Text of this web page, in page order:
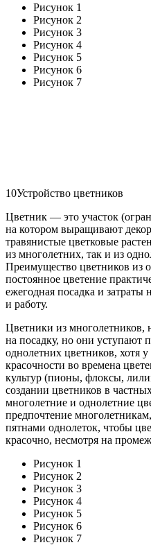
Рисунок 1
Рисунок 2
Рисунок 3
Рисунок 4
Рисунок 5
Рисунок 6
Рисунок 7
10Устройство цветников
Цветник — это участок
на котором выращивают
травянистые цветковые
из многолетних, так и из
Преимущество цветников из
постоянное цветение
ежегодная посадка и затраты
и работу.
Цветники из многолетников,
на посадку, но они уступают
однолетних цветников, хотя
красочности во времена
культур (пионы, флоксы,
создании цветников в
многолетние и однолетние
предпочтение
пятнами однолеток, чтобы
красочно, несмотря на
Рисунок 1
Рисунок 2
Рисунок 3
Рисунок 4
Рисунок 5
Рисунок 6
Рисунок 7